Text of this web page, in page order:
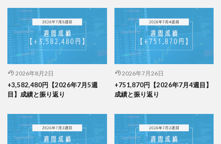
2026年8月2日
+3,582,480円【2026年7月5週
目】成績と振り返り
2026年7月26日
+751,870円【2026年7月4週目】
成績と振り返り